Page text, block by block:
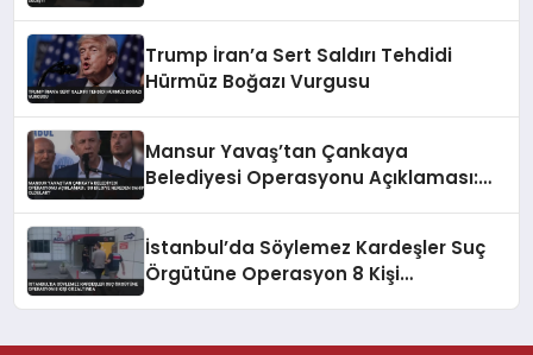
Trump İran’a Sert Saldırı Tehdidi
Hürmüz Boğazı Vurgusu
Mansur Yavaş’tan Çankaya
Belediyesi Operasyonu Açıklaması:
İstanbul’da Söylemez Kardeşler Suç
Örgütüne Operasyon 8 Kişi